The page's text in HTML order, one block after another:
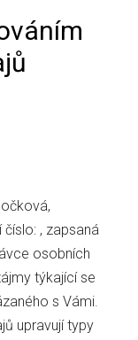
, zapsaná
osobních
týkající se
s Vámi.
upravují typy